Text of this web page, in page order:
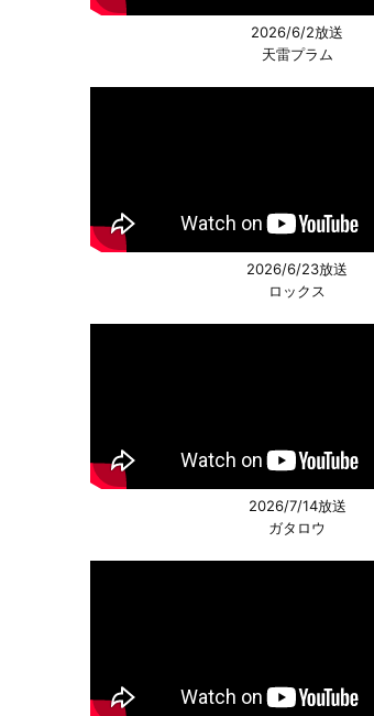
2026/6/2放送
天雷プラム
2026/6/23放送
ロックス
2026/7/14放送
ガタロウ